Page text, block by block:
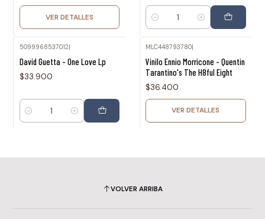
VER DETALLES
Cantidad
5099968537012|
David Guetta - One Love Lp
$33.900
Cantidad
MLC448793780|
Vinilo Ennio Morricone - Quentin
Tarantino's The H8ful Eight
$36.400
VER DETALLES
VOLVER ARRIBA